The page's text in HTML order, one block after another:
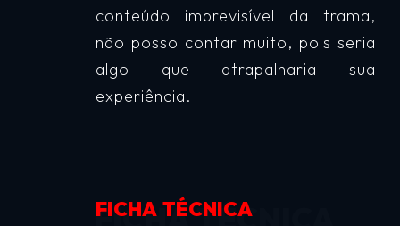
conteúdo imprevisível da trama,
não posso contar muito, pois seria
algo que atrapalharia sua
experiência.
FICHA TÉCNICA